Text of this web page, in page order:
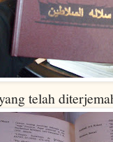
telah